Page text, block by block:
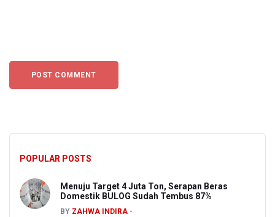
POPULAR POSTS
Menuju Target 4 Juta Ton, Serapan Beras
Domestik BULOG Sudah Tembus 87%
BY ZAHWA INDIRA